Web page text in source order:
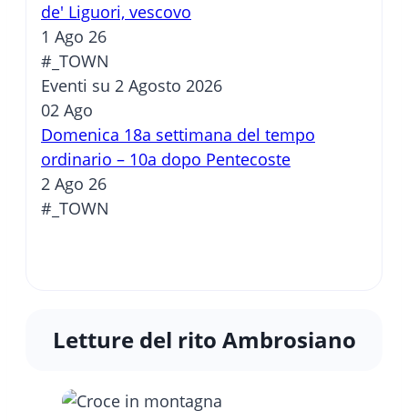
de' Liguori, vescovo
1 Ago 26
#_TOWN
Eventi su 2 Agosto 2026
02 Ago
Domenica 18a settimana del tempo
ordinario – 10a dopo Pentecoste
2 Ago 26
#_TOWN
Letture del rito Ambrosiano